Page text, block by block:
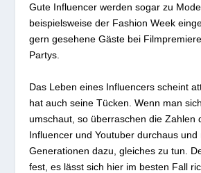
Gute Influencer werden sogar zu
beispielsweise der Fashion Week
gern gesehene Gäste bei
Partys.
Das Leben eines Influencers scheint
hat auch seine Tücken. Wenn man
umschaut, so überraschen die Zahlen
Influencer und Youtuber durchaus
Generationen dazu, gleiches zu tun.
fest, es lässt sich hier im besten Fall